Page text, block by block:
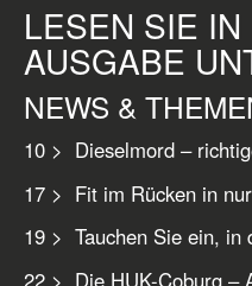
LESEN SIE
AUSGABE
NEWS &
10 > Dieselmord –
17 > Fit im Rücken in
19 > Tauchen Sie ein, in
22 > Die HUK-Coburg –